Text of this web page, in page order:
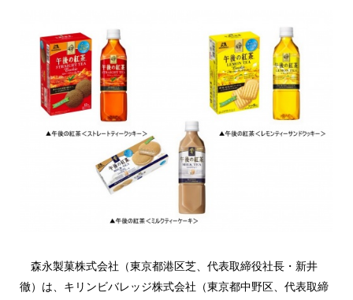
森永製菓株式会社（東京都港区芝、代表取締役社長・新井
徹）は、キリンビバレッジ株式会社（東京都中野区、代表取締